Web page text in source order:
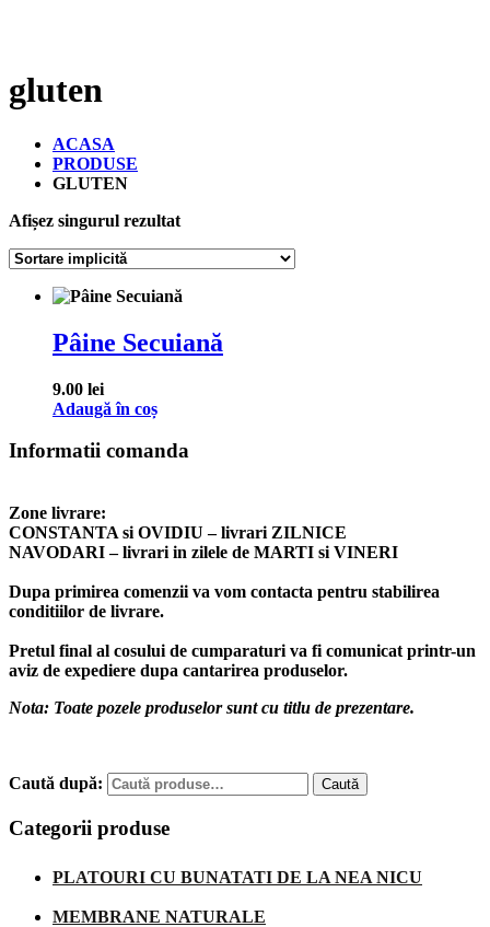
gluten
ACASA
PRODUSE
GLUTEN
Afișez singurul rezultat
Pâine Secuiană
9.00 lei
Adaugă în coș
Informatii comanda
Zone livrare:
CONSTANTA si OVIDIU – livrari ZILNICE
NAVODARI – livrari in zilele de MARTI si VINERI
Dupa primirea comenzii va vom contacta pentru stabilirea
conditiilor de livrare.
Pretul final al cosului de cumparaturi va fi comunicat printr-un
aviz de expediere dupa cantarirea produselor.
Nota: Toate pozele produselor sunt cu titlu de prezentare.
Caută după: Caută
Categorii produse
PLATOURI CU BUNATATI DE LA NEA NICU
MEMBRANE NATURALE